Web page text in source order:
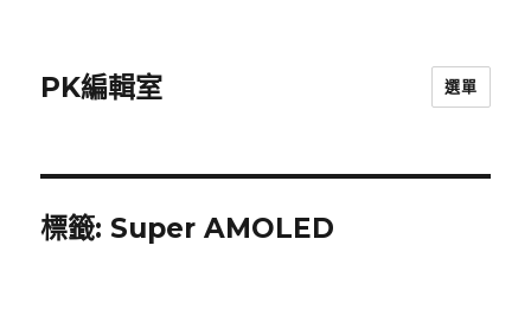
PK編輯室 選單
標籤: Super AMOLED